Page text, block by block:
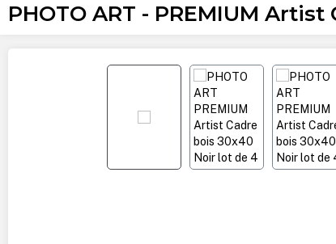
PHOTO ART - PREMIUM
Ignorer la galerie d'images